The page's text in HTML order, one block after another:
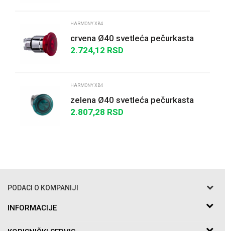
HARMONY XB4
crvena Ø40 svetleća pečurkasta
glava tastera Ø22 opružna sa
2.724,12 RSD
HARMONY XB4
zelena Ø40 svetleća pečurkasta
glava tastera Ø22 sa povratkom za
2.807,28 RSD
PODACI O KOMPANIJI
Razo DOO
Bakarska br.5
INFORMACIJE